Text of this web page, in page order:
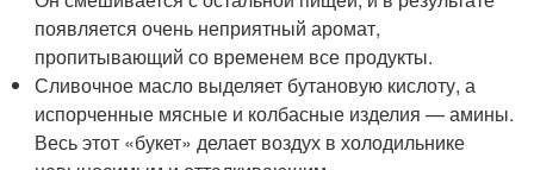
появляется очень неприятный аромат,
пропитывающий со временем все продукты.
Сливочное масло выделяет бутановую кислоту, а
испорченные мясные и колбасные изделия — амины.
Весь этот «букет» делает воздух в холодильнике